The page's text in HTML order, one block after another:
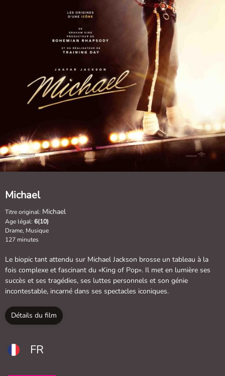
Michael
Titre original: Michael
Age légal: 6(10)
Drame, Musique
127 minutes
Le biopic tant attendu sur Michael Jackson brosse un tableau à la
fois complexe et fascinant du «King of Pop». Il met en lumière ses
succès et ses tragédies, ses luttes personnels et son génie
incontestable, incarné dans ses spectacles iconiques.
Détails du film
FR